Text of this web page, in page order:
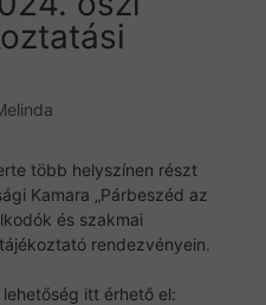
több helyszínen részt
Kamara „Párbeszéd az
és szakmai
rendezvényein.
itt érhető el: